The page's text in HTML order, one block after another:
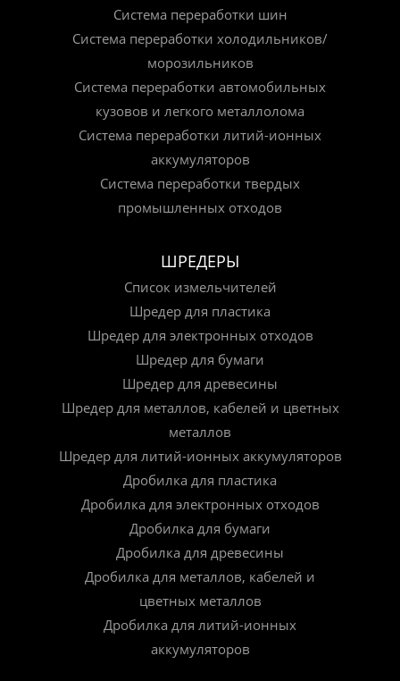
Система переработки шин
Система переработки холодильников/
морозильников
Система переработки автомобильных
кузовов и легкого металлолома
Система переработки литий-ионных
аккумуляторов
Система переработки твердых
промышленных отходов
ШРЕДЕРЫ
Список измельчителей
Шредер для пластика
Шредер для электронных отходов
Шредер для бумаги
Шредер для древесины
Шредер для металлов, кабелей и цветных
металлов
Шредер для литий-ионных аккумуляторов
Дробилка для пластика
Дробилка для электронных отходов
Дробилка для бумаги
Дробилка для древесины
Дробилка для металлов, кабелей и
цветных металлов
Дробилка для литий-ионных
аккумуляторов